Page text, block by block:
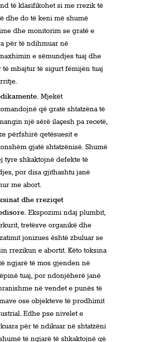
të klasifikohet si me rrezik të
dhe do të keni më shumë
dhe monitorim se gratë e
për të ndihmuar në
e sëmundjes tuaj dhe
të mbajtur të sigurt fëmijën tuaj
Mjekët
që gratë shtatzëna të
një sërë ilaçesh pa recetë,
përfshirë qetësuesit e
gjatë shtatzënisë. Shumë
tyre shkaktojnë defekte të
por disa gjithashtu janë
me abort.
dhe rreziqet
Ekspozimi ndaj plumbit,
tretësve organikë dhe
jonizues është zbuluar se
rrezikun e abortit. Këto toksina
ngjarë të mos gjenden në
tuaj, por ndonjëherë janë
në vendet e punës të
ose objekteve të prodhimit
Edhe pse nivelet e
për të ndikuar në shtatzëni
të ngjarë të shkaktojnë që